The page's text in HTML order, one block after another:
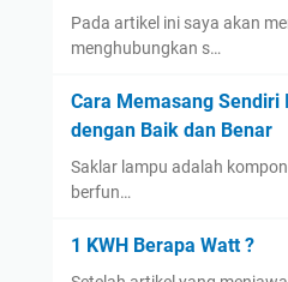
Pada artikel ini saya akan
menghubungkan s…
Cara Memasang Sendiri
dengan Baik dan Benar
Saklar lampu adalah
berfun…
1 KWH Berapa Watt ?